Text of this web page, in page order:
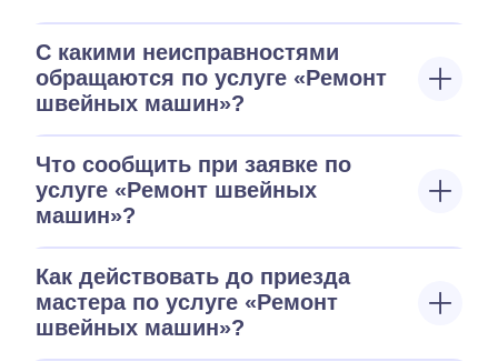
С какими неисправностями
обращаются по услуге «Ремонт
швейных машин»?
Что сообщить при заявке по
услуге «Ремонт швейных
машин»?
Как действовать до приезда
мастера по услуге «Ремонт
швейных машин»?